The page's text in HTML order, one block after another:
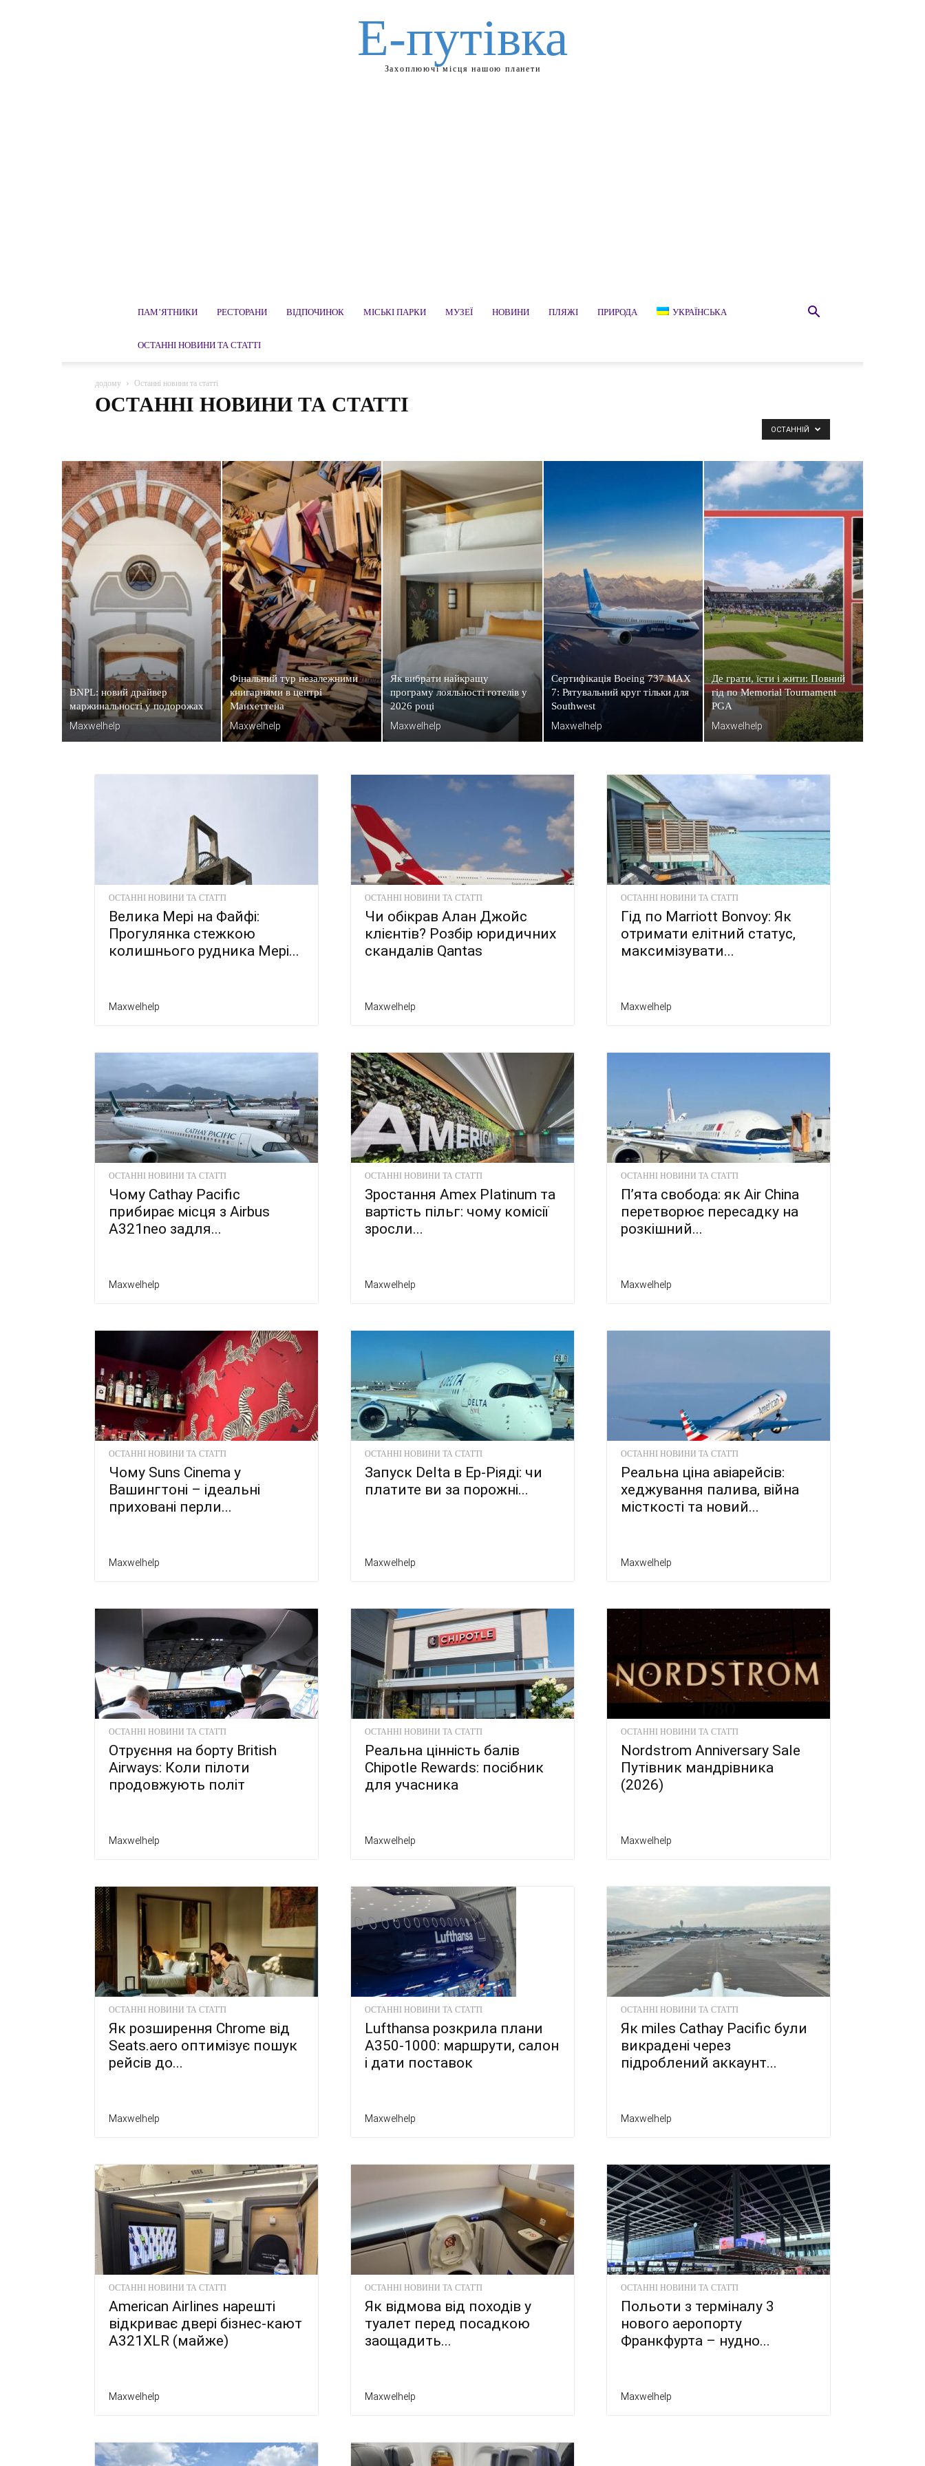
Е-путівка
Захоплюючі місця нашою планети
ПАМ’ЯТНИКИ РЕСТОРАНИ ВІДПОЧИНОК МІСЬКІ ПАРКИ МУЗЕЇ НОВИНИ ПЛЯЖІ ПРИРОДА УКРАЇНСЬКА
ОСТАННІ НОВИНИ ТА СТАТТІ
додому Останні новини та статті
ОСТАННІ НОВИНИ ТА СТАТТІ
Архітектура, пам'ятники
Багами Бари, ресторани, кафе Бахрейн Бельгія Білорусь
Болгарія
Боснія і Герцеговина
Бразилія В'єтнам Ватикан Великобританія Відео Відпочинок та розваги
Гваделупа
Гібралтар Греція Грузія Данія Домінікана ДТП Естонія Ефіопія Єгипет Ізраїль
Індонезія
Ісландія Іспанія Італія Йорданія Казахстан Камбоджа Киргизстан Китай
Кіпр
Компанії та установи
Коста-Ріка Куба Лаос Латвія Литва Ліван Лікування і SPA
Люксембург
М'янма (Бірма)
Маврикій Малайзія Мальдіви Мальта Марокко Мексика
Місцеве виробництво
Молдова Монако Монголія Музеї, виставки Нідерланди Німеччина
Новини
Норвегія
ОАЕ Палестина Панама Перу Південна Корея Пляжі
Природа
Росія
Руанда Румунія Сан-Марино Сейшели Сербія Сирія Сінгапур Словаччина
Словенія
Спорт і активний відпочинок
ОСТАННІЙ
BNPL: новий драйвер
маржинальності у подорожах
Maxwelhelp
Фінальний тур незалежними
книгарнями в центрі
Манхеттена
Maxwelhelp
Як вибрати найкращу
програму лояльності готелів у
2026 році
Maxwelhelp
Сертифікація Boeing 737 MAX
7: Рятувальний круг тільки для
Southwest
Maxwelhelp
Де грати, їсти і жити: Повний
гід по Memorial Tournament
PGA
Maxwelhelp
ОСТАННІ НОВИНИ ТА СТАТТІ
Велика Мері на Файфі:
Прогулянка стежкою
колишнього рудника Мері...
Maxwelhelp
ОСТАННІ НОВИНИ ТА СТАТТІ
Чи обікрав Алан Джойс
клієнтів? Розбір юридичних
скандалів Qantas
Maxwelhelp
ОСТАННІ НОВИНИ ТА СТАТТІ
Гід по Marriott Bonvoy: Як
отримати елітний статус,
максимізувати...
Maxwelhelp
ОСТАННІ НОВИНИ ТА СТАТТІ
Чому Cathay Pacific
прибирає місця з Airbus
A321neo задля...
Maxwelhelp
ОСТАННІ НОВИНИ ТА СТАТТІ
Зростання Amex Platinum та
вартість пільг: чому комісії
зросли...
Maxwelhelp
ОСТАННІ НОВИНИ ТА СТАТТІ
П’ята свобода: як Air China
перетворює пересадку на
розкішний...
Maxwelhelp
ОСТАННІ НОВИНИ ТА СТАТТІ
Чому Suns Cinema у
Вашингтоні – ідеальні
приховані перли...
Maxwelhelp
ОСТАННІ НОВИНИ ТА СТАТТІ
Запуск Delta в Ер-Ріяді: чи
платите ви за порожні...
Maxwelhelp
ОСТАННІ НОВИНИ ТА СТАТТІ
Реальна ціна авіарейсів:
хеджування палива, війна
місткості та новий...
Maxwelhelp
ОСТАННІ НОВИНИ ТА СТАТТІ
Отруєння на борту British
Airways: Коли пілоти
продовжують політ
Maxwelhelp
ОСТАННІ НОВИНИ ТА СТАТТІ
Реальна цінність балів
Chipotle Rewards: посібник
для учасника
Maxwelhelp
ОСТАННІ НОВИНИ ТА СТАТТІ
Nordstrom Anniversary Sale
Путівник мандрівника
(2026)
Maxwelhelp
ОСТАННІ НОВИНИ ТА СТАТТІ
Як розширення Chrome від
Seats.aero оптимізує пошук
рейсів до...
Maxwelhelp
ОСТАННІ НОВИНИ ТА СТАТТІ
Lufthansa розкрила плани
A350-1000: маршрути, салон
і дати поставок
Maxwelhelp
ОСТАННІ НОВИНИ ТА СТАТТІ
Як miles Cathay Pacific були
викрадені через
підроблений аккаунт...
Maxwelhelp
ОСТАННІ НОВИНИ ТА СТАТТІ
American Airlines нарешті
відкриває двері бізнес-кают
A321XLR (майже)
Maxwelhelp
ОСТАННІ НОВИНИ ТА СТАТТІ
Як відмова від походів у
туалет перед посадкою
заощадить...
Maxwelhelp
ОСТАННІ НОВИНИ ТА СТАТТІ
Польоти з терміналу 3
нового аеропорту
Франкфурта – нудно...
Maxwelhelp